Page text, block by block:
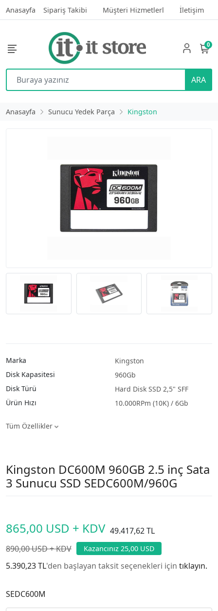
Anasayfa Sipariş Takibi Müşteri Hizmetlerl İletişim
ARA
0
Anasayfa Sunucu Yedek Parça Kingston
Marka
Kingston
Disk Kapasitesi
960Gb
Disk Türü
Hard Disk SSD 2,5" SFF
Ürün Hızı
10.000RPm (10K) / 6Gb
Tüm Özellikler
Kingston DC600M 960GB 2.5 inç Sata
3 Sunucu SSD SEDC600M/960G
49.417,62 TL
865,00 USD + KDV
890,00 USD + KDV Kazancınız 25,00 USD
5.390,23 TL'den başlayan taksit seçenekleri için tıklayın.
SEDC600M